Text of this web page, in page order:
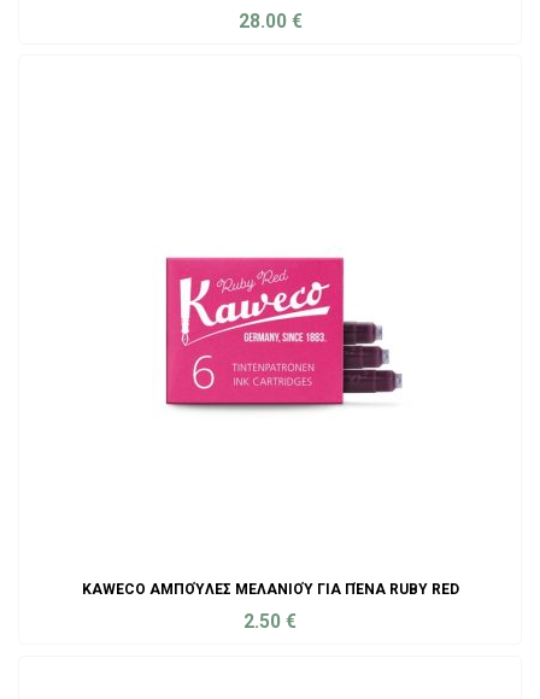
28.00 €
KAWECO ΑΜΠΟΎΛΕΣ ΜΕΛΑΝΙΟΎ ΓΙΑ ΠΈΝΑ RUBY RED
2.50 €